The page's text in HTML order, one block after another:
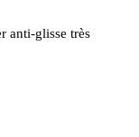
anti-glisse très